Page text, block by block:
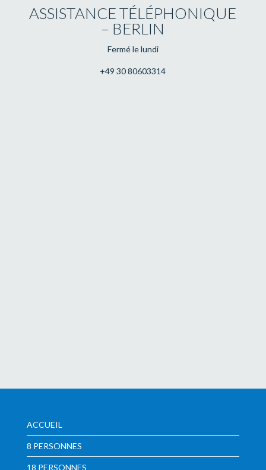
ASSISTANCE TÉLÉPHONIQUE
– BERLIN
Fermé le lundi
+49 30 80603314
ACCUEIL
8 PERSONNES
18 PERSONNES